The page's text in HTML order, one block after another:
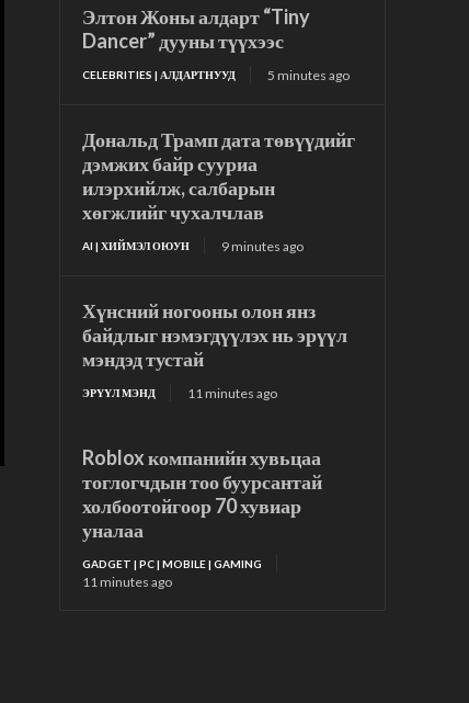
Элтон Жоны алдарт “Tiny
Dancer” дууны түүхээс
CELEBRITIES | АЛДАРТНУУД 5 minutes ago
Дональд Трамп дата төвүүдийг
дэмжих байр сууриа
илэрхийлж, салбарын
хөгжлийг чухалчлав
AI | ХИЙМЭЛ ОЮУН 9 minutes ago
Хүнсний ногооны олон янз
байдлыг нэмэгдүүлэх нь эрүүл
мэндэд тустай
ЭРҮҮЛ МЭНД 11 minutes ago
Roblox компанийн хувьцаа
тоглогчдын тоо буурсантай
холбоотойгоор 70 хувиар
уналаа
GADGET | PC | MOBILE | GAMING
11 minutes ago